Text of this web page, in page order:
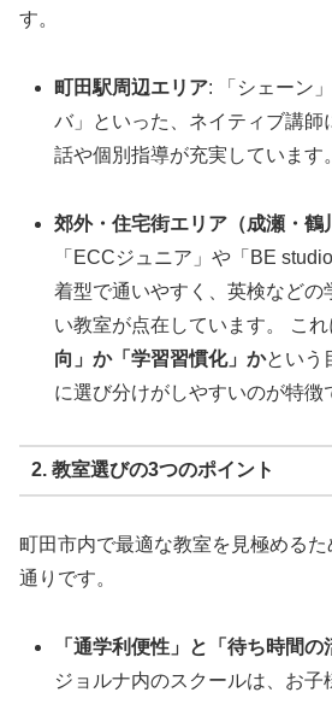
す。
町田駅周辺エリア: 「シェーン
バ」といった、ネイティブ講師
話や個別指導が充実しています。
郊外・住宅街エリア（成瀬・鶴
「ECCジュニア」や「BE
着型で通いやすく、英検などの
い教室が点在しています。 これ
向」か「学習習慣化」かという
に選び分けがしやすいのが特徴
2. 教室選びの3つのポイント
町田市内で最適な教室を見極める
通りです。
「通学利便性」と「待ち時間の
ジョルナ内のスクールは、お子